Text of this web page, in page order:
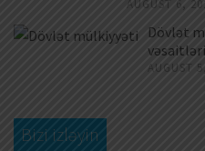
AUGUST 6,
Dövlət
AUGUST
Bizi izləyin